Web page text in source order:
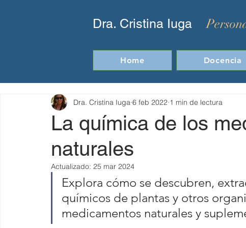
La química de los
naturales
Dra. Cristina Iuga 6 feb 2022 1 min de lectura
Actualizado: 25 mar 2024
Explora cómo se descubren,
químicos de plantas y otros
medicamentos naturales y
Dra. Cristina Iuga
Home Docencia